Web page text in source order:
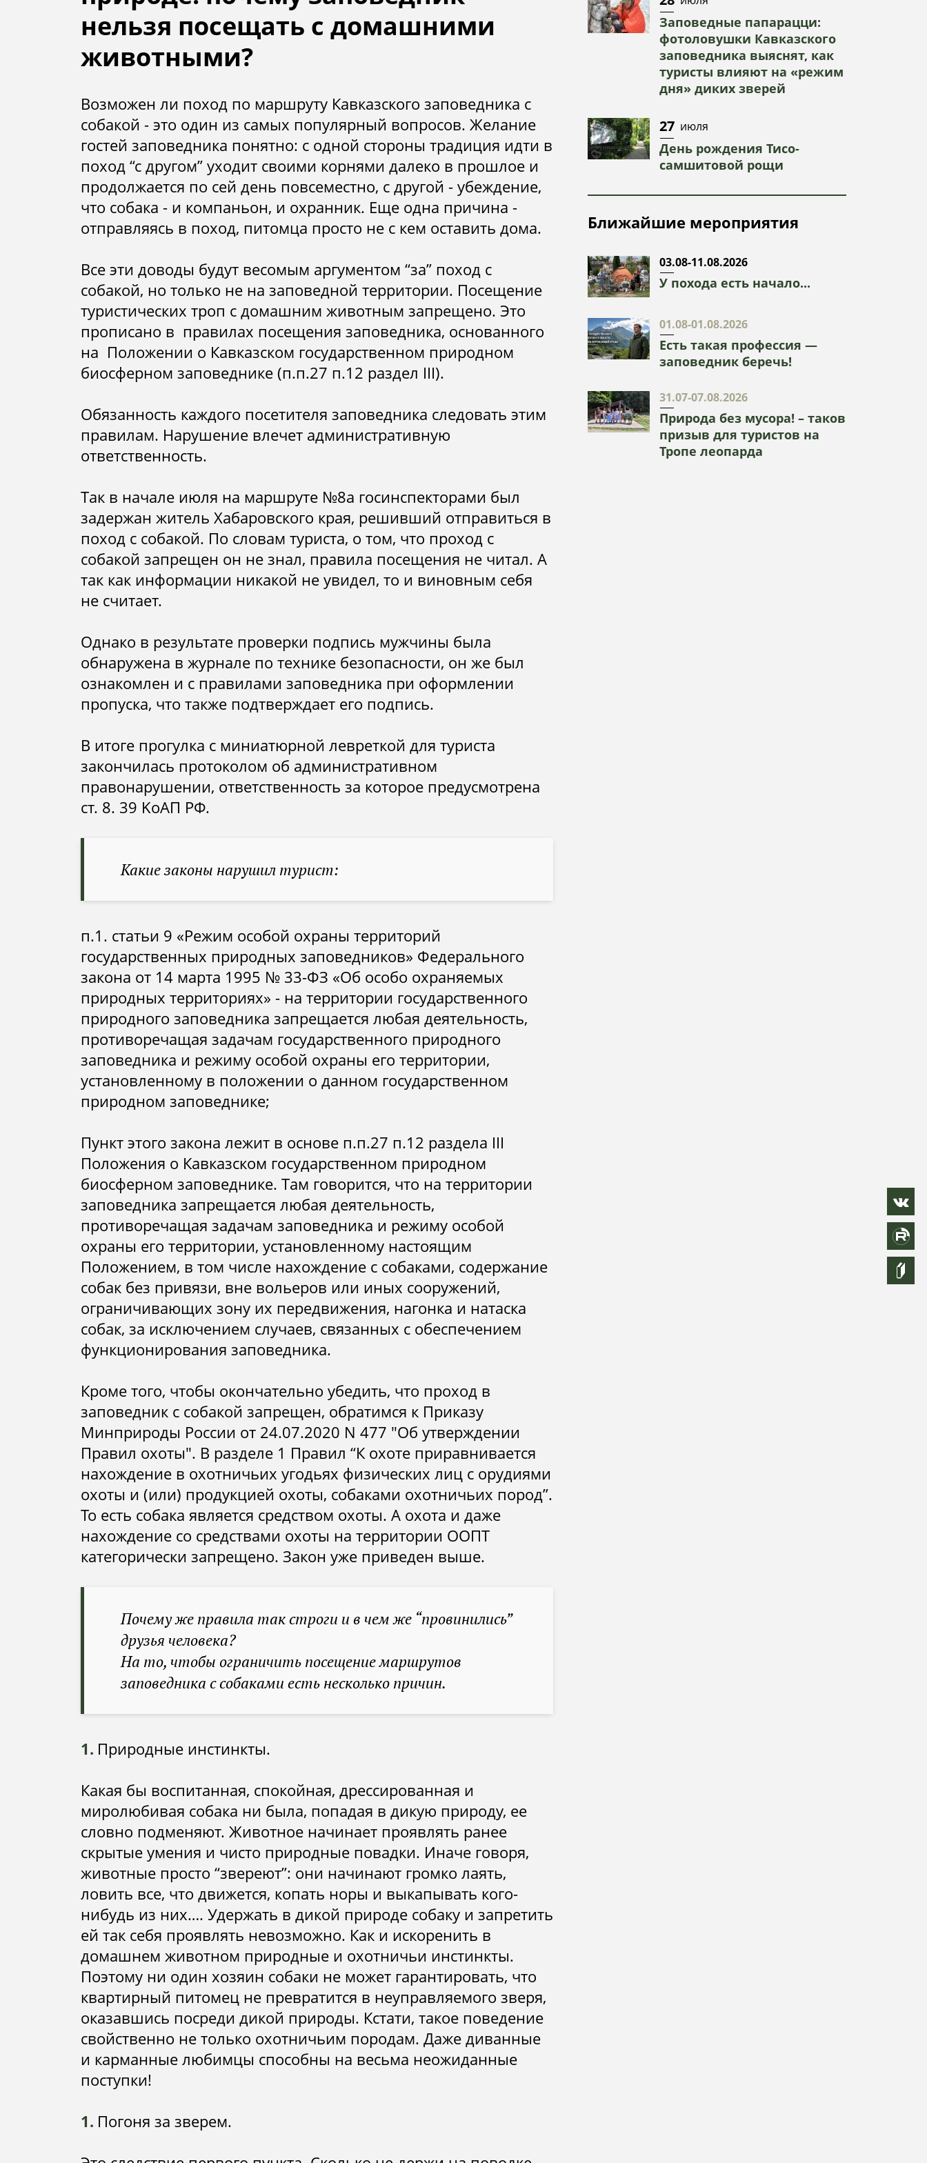
Рельеф
Растительный
и животный
мир
люди
надзорная
деятельность
посещения
нельзя посещать с домашними
животными?
Возможен ли поход по маршруту Кавказского заповедника с
собакой - это один из самых популярный вопросов. Желание
гостей заповедника понятно: с одной стороны традиция идти в
поход “с другом” уходит своими корнями далеко в прошлое и
продолжается по сей день повсеместно, с другой - убеждение,
что собака - и компаньон, и охранник. Еще одна причина -
отправляясь в поход, питомца просто не с кем оставить дома.
Все эти доводы будут весомым аргументом “за” поход с
собакой, но только не на заповедной территории. Посещение
туристических троп с домашним животным запрещено. Это
прописано в правилах посещения заповедника, основанного
на Положении о Кавказском государственном природном
биосферном заповеднике (п.п.27 п.12 раздел III).
Обязанность каждого посетителя заповедника следовать этим
правилам. Нарушение влечет административную
ответственность.
Так в начале июля на маршруте №8а госинспекторами был
задержан житель Хабаровского края, решивший отправиться в
поход с собакой. По словам туриста, о том, что проход с
собакой запрещен он не знал, правила посещения не читал. А
так как информации никакой не увидел, то и виновным себя
не считает.
Однако в результате проверки подпись мужчины была
обнаружена в журнале по технике безопасности, он же был
ознакомлен и с правилами заповедника при оформлении
пропуска, что также подтверждает его подпись.
В итоге прогулка с миниатюрной левреткой для туриста
закончилась протоколом об административном
правонарушении, ответственность за которое предусмотрена
ст. 8. 39 KoAП РФ.
Какие законы нарушил турист:
п.1. статьи 9 «Режим особой охраны территорий
государственных природных заповедников» Федерального
закона от 14 марта 1995 № 33-ФЗ «Об особо охраняемых
природных территориях» - на территории государственного
природного заповедника запрещается любая деятельность,
противоречащая задачам государственного природного
заповедника и режиму особой охраны его территории,
установленному в положении о данном государственном
природном заповеднике;
Пункт этого закона лежит в основе п.п.27 п.12 раздела III
Положения о Кавказском государственном природном
биосферном заповеднике. Там говорится, что на территории
заповедника запрещается любая деятельность,
противоречащая задачам заповедника и режиму особой
охраны его территории, установленному настоящим
Положением, в том числе нахождение с собаками, содержание
собак без привязи, вне вольеров или иных сооружений,
ограничивающих зону их передвижения, нагонка и натаска
собак, за исключением случаев, связанных с обеспечением
функционирования заповедника.
Кроме того, чтобы окончательно убедить, что проход в
заповедник с собакой запрещен, обратимся к Приказу
Минприроды России от 24.07.2020 N 477 "Об утверждении
Правил охоты". В разделе 1 Правил “К охоте приравнивается
нахождение в охотничьих угодьях физических лиц с орудиями
охоты и (или) продукцией охоты, собаками охотничьих пород”.
То есть собака является средством охоты. А охота и даже
нахождение со средствами охоты на территории ООПТ
категорически запрещено. Закон уже приведен выше.
Почему же правила так строги и в чем же “провинились”
друзья человека?
На то, чтобы ограничить посещение маршрутов
заповедника с собаками есть несколько причин.
Природные инстинкты.
Какая бы воспитанная, спокойная, дрессированная и
миролюбивая собака ни была, попадая в дикую природу, ее
словно подменяют. Животное начинает проявлять ранее
скрытые умения и чисто природные повадки. Иначе говоря,
животные просто “звереют”: они начинают громко лаять,
ловить все, что движется, копать норы и выкапывать кого-
нибудь из них…. Удержать в дикой природе собаку и запретить
ей так себя проявлять невозможно. Как и искоренить в
домашнем животном природные и охотничьи инстинкты.
Поэтому ни один хозяин собаки не может гарантировать, что
квартирный питомец не превратится в неуправляемого зверя,
оказавшись посреди дикой природы. Кстати, такое поведение
свойственно не только охотничьим породам. Даже диванные
и карманные любимцы способны на весьма неожиданные
поступки!
Погоня за зверем.
Заповедные папарацци:
фотоловушки Кавказского
заповедника выяснят, как
туристы влияют на «режим
дня» диких зверей
27 июля
День рождения Тисо-
самшитовой рощи
Ближайшие мероприятия
03.08-11.08.2026
У похода есть начало...
01.08-01.08.2026
Есть такая профессия —
заповедник беречь!
31.07-07.08.2026
Природа без мусора! – таков
призыв для туристов на
Тропе леопарда